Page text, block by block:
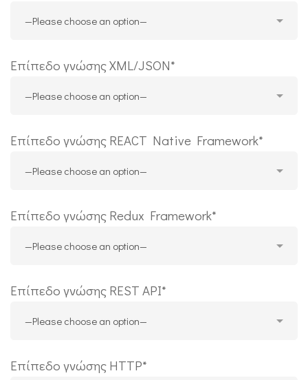
Επίπεδο γνώσης XML/JSON*
Επίπεδο γνώσης REACT Native Framework*
Επίπεδο γνώσης Redux Framework*
Επίπεδο γνώσης REST API*
Επίπεδο γνώσης HTTP*